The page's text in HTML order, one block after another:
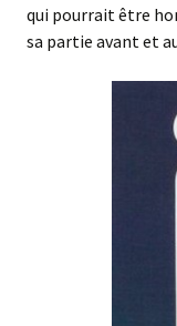
qui pourrait être
sa partie avant et